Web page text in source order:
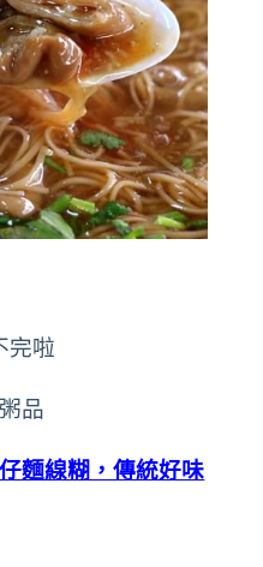
完啦
品
麵線糊，傳統好味